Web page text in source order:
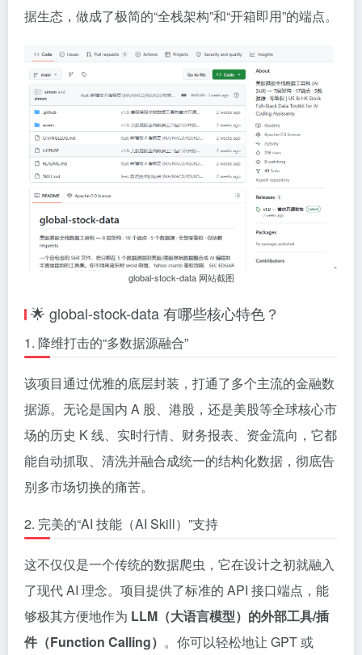
据生态，做成了极简的“全栈架构”和“开箱即用”的端点。
global-stock-data 网站截图
🌟 global-stock-data 有哪些核心特色？
1. 降维打击的“多数据源融合”
该项目通过优雅的底层封装，打通了多个主流的金融数
据源。无论是国内 A 股、港股，还是美股等全球核心市
场的历史 K 线、实时行情、财务报表、资金流向，它都
能自动抓取、清洗并融合成统一的结构化数据，彻底告
别多市场切换的痛苦。
2. 完美的“AI 技能（AI Skill）”支持
这不仅仅是一个传统的数据爬虫，它在设计之初就融入
了现代 AI 理念。项目提供了标准的 API 接口端点，能
够极其方便地作为 LLM（大语言模型）的外部工具/插
件（Function Calling） 。你可以轻松地让 GPT 或